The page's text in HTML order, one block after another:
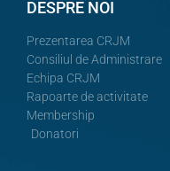
DESPRE NOI
Prezentarea CRJM
Consiliul de Administrare
Echipa CRJM
Rapoarte de activitate
Membership
Donatori